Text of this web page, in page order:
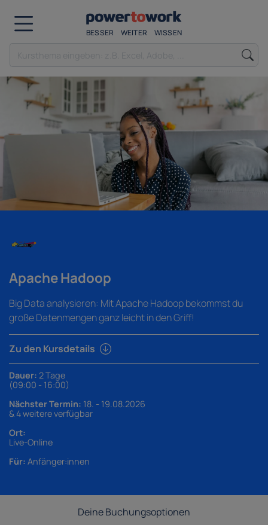
BESSER WEITER WISSEN
Apache Hadoop
Big Data analysieren: Mit Apache Hadoop bekommst du
große Datenmengen ganz leicht in den Griff!
Zu den Kursdetails
Dauer: 2 Tage
(09:00 - 16:00)
Nächster Termin: 18. - 19.08.2026
& 4 weitere verfügbar
Ort:
Live-Online
Für: Anfänger:innen
Deine Buchungsoptionen